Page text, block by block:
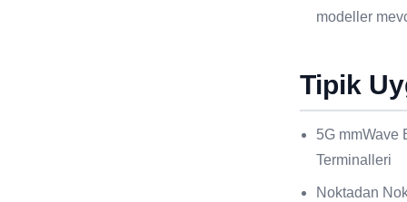
modeller
Tipik
5G mmWave
Terminalleri
Noktadan